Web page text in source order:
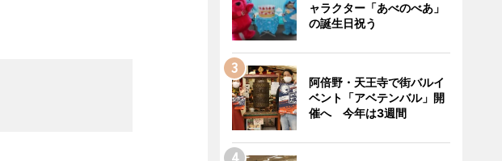
ャラクター「あべのべあ」
の誕生日祝う
阿倍野・天王寺で街バルイ
ベント「アベテンバル」開
催へ 今年は3週間